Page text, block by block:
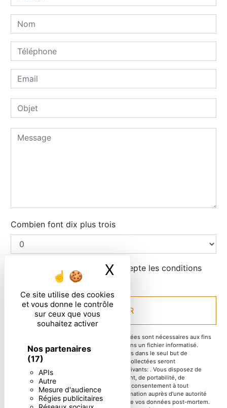
Ce site utilise des cookies
et vous donne le contrôle
sur ceux que vous
souhaitez activer
Nos partenaires
(17)
APIs
Autre
Mesure d'audience
Régies publicitaires
X Masquer le
Combien font dix plus trois
En cochant cette case, j'accepte les conditions
particulières ci-dessous **
ENVOYER
** Les données personnelles communiquées sont nécessaires aux fins
de vous contacter et sont enregistrées dans un fichier informatisé.
Elles sont destinées à et ses sous-traitants dans le seul but de
répondre à votre message. Les données collectées seront
communiquées aux seuls destinataires suivants: . Vous disposez de
droits d’accès, de rectification, d’effacement, de portabilité, de
limitation, d’opposition, de retrait de votre consentement à tout
moment et du droit d’introduire une réclamation auprès d’une autorité
de contrôle, ainsi que d’organiser le sort de vos données post-mortem.